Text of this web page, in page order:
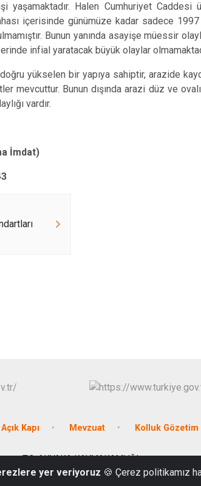
yaşamaktadır. Halen Cumhuriyet
içerisinde günümüze kadar sadece
Bunun yanında asayişe müessir
infial yaratacak büyük olaylar
bir yapıya sahiptir, arazide kayda
mevcuttur. Bunun dışında arazi düz ve
vardır.
İmdat)
Açık Kapı Mevzuat Kolluk
T.C. AKYAKA KAYMAKAMLIĞI
0 474 261 23 00
yer veriyoruz 🍪 Çerez politikamız